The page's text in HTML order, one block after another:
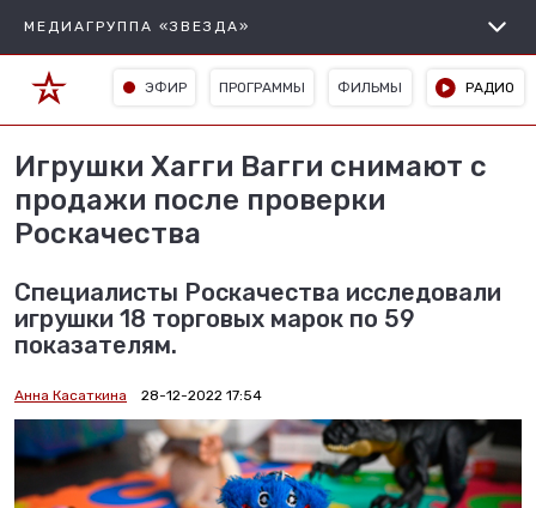
МЕДИАГРУППА «ЗВЕЗДА»
ЭФИР ПРОГРАММЫ ФИЛЬМЫ РАДИО
Игрушки Хагги Вагги снимают с
продажи после проверки
Роскачества
Специалисты Роскачества исследовали
игрушки 18 торговых марок по 59
показателям.
Анна Касаткина 28-12-2022 17:54